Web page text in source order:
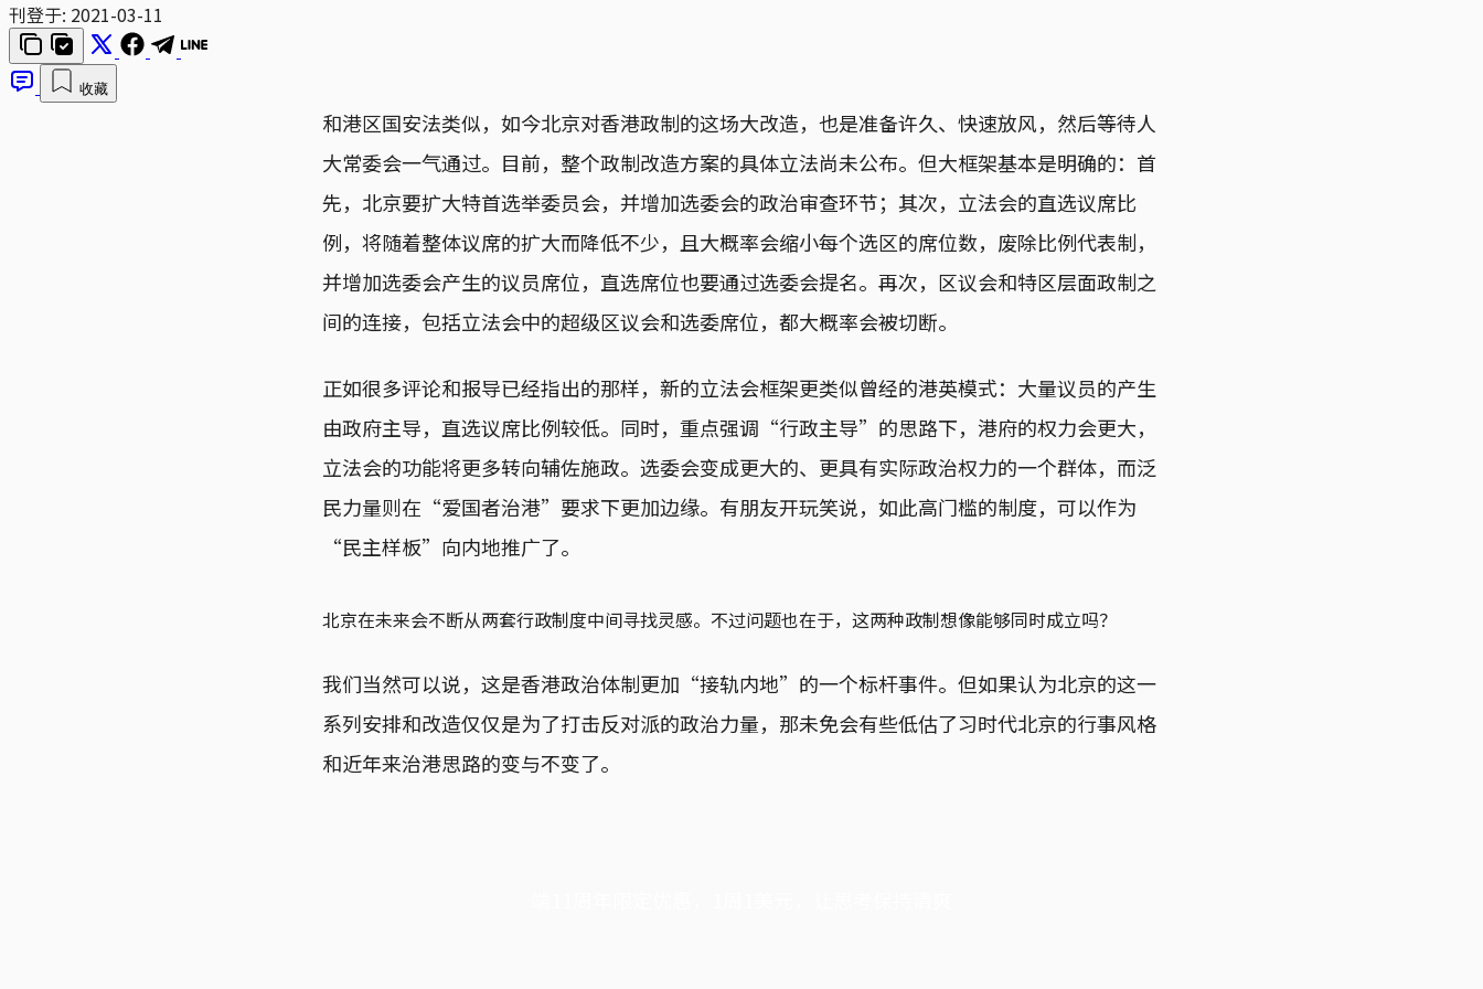
刊登于: 2021-03-11
收藏
和港区国安法类似，如今北京对香港政制的这场大改造，也是准备许久、快速放风，然后等待人
大常委会一气通过。目前，整个政制改造方案的具体立法尚未公布。但大框架基本是明确的：首
先，北京要扩大特首选举委员会，并增加选委会的政治审查环节；其次，立法会的直选议席比
例，将随着整体议席的扩大而降低不少，且大概率会缩小每个选区的席位数，废除比例代表制，
并增加选委会产生的议员席位，直选席位也要通过选委会提名。再次，区议会和特区层面政制之
间的连接，包括立法会中的超级区议会和选委席位，都大概率会被切断。
正如很多评论和报导已经指出的那样，新的立法会框架更类似曾经的港英模式：大量议员的产生
由政府主导，直选议席比例较低。同时，重点强调“行政主导”的思路下，港府的权力会更大，
立法会的功能将更多转向辅佐施政。选委会变成更大的、更具有实际政治权力的一个群体，而泛
民力量则在“爱国者治港”要求下更加边缘。有朋友开玩笑说，如此高门槛的制度，可以作为
“民主样板”向内地推广了。
北京在未来会不断从两套行政制度中间寻找灵感。不过问题也在于，这两种政制想像能够同时成立吗？
我们当然可以说，这是香港政治体制更加“接轨内地”的一个标杆事件。但如果认为北京的这一
系列安排和改造仅仅是为了打击反对派的政治力量，那未免会有些低估了习时代北京的行事风格
和近年来治港思路的变与不变了。